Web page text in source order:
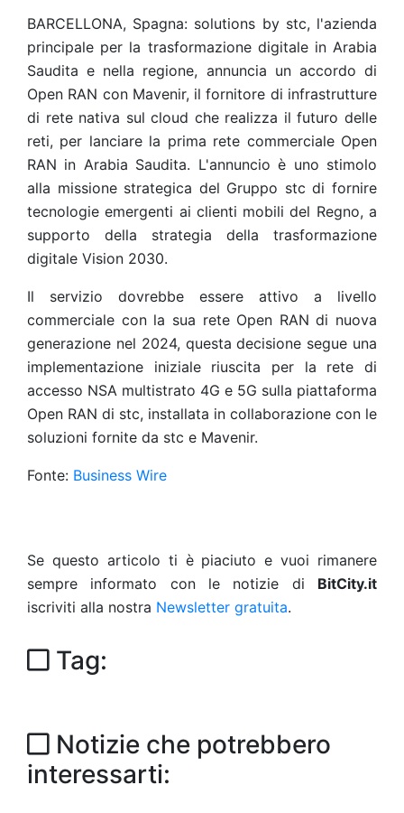
BARCELLONA, Spagna: solutions by stc, l'azienda
principale per la trasformazione digitale in Arabia
Saudita e nella regione, annuncia un accordo di
Open RAN con Mavenir, il fornitore di infrastrutture
di rete nativa sul cloud che realizza il futuro delle
reti, per lanciare la prima rete commerciale Open
RAN in Arabia Saudita. L'annuncio è uno stimolo
alla missione strategica del Gruppo stc di fornire
tecnologie emergenti ai clienti mobili del Regno, a
supporto della strategia della trasformazione
digitale Vision 2030.
Il servizio dovrebbe essere attivo a livello
commerciale con la sua rete Open RAN di nuova
generazione nel 2024, questa decisione segue una
implementazione iniziale riuscita per la rete di
accesso NSA multistrato 4G e 5G sulla piattaforma
Open RAN di stc, installata in collaborazione con le
soluzioni fornite da stc e Mavenir.
Fonte: Business Wire
Se questo articolo ti è piaciuto e vuoi rimanere
sempre informato con le notizie di BitCity.it
iscriviti alla nostra Newsletter gratuita.
Tag:
Notizie che potrebbero
interessarti: